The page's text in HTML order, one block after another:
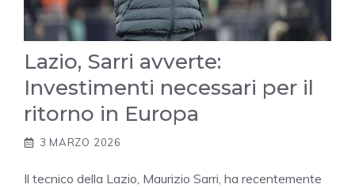
Lazio, Sarri avverte:
Investimenti necessari per il
ritorno in Europa
3 MARZO 2026
Il tecnico della Lazio, Maurizio Sarri, ha recentemente